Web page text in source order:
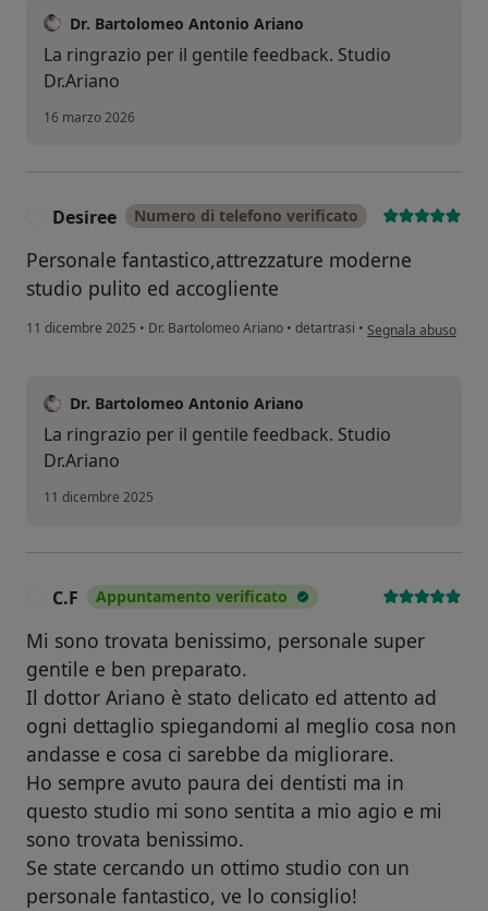
Dr. Bartolomeo Antonio Ariano
La ringrazio per il gentile feedback. Studio
Dr.Ariano
16 marzo 2026
Desiree Numero di telefono verificato
Personale fantastico,attrezzature moderne
studio pulito ed accogliente
11 dicembre 2025 • Dr. Bartolomeo Ariano • detartrasi • secondo l'opinione
Segnala abuso
Dr. Bartolomeo Antonio Ariano
La ringrazio per il gentile feedback. Studio
Dr.Ariano
11 dicembre 2025
C.F Appuntamento verificato
Mi sono trovata benissimo, personale super
gentile e ben preparato.
Il dottor Ariano è stato delicato ed attento ad
ogni dettaglio spiegandomi al meglio cosa non
andasse e cosa ci sarebbe da migliorare.
Ho sempre avuto paura dei dentisti ma in
questo studio mi sono sentita a mio agio e mi
sono trovata benissimo.
Se state cercando un ottimo studio con un
personale fantastico, ve lo consiglio!